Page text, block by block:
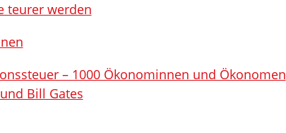
teurer werden
– 1000 Ökonominnen und Ökonomen
Bill Gates